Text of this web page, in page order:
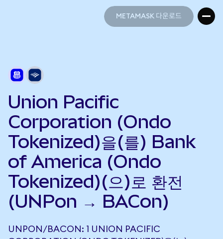
METAMASK 다운로드
Union Pacific
Corporation (Ondo
Tokenized)을(를) Bank
of America (Ondo
Tokenized)(으)로 환전
(UNPon → BACon)
UNPON/BACON: 1 UNION PACIFIC